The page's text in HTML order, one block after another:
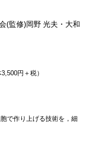
(監修)岡野 光夫 ・ 大和
円＋税）
で作り上げる技術を，細